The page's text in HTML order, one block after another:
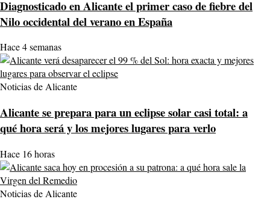
Diagnosticado en Alicante el primer caso de fiebre del
Nilo occidental del verano en España
Hace 4 semanas
Noticias de Alicante
Alicante se prepara para un eclipse solar casi total: a
qué hora será y los mejores lugares para verlo
Hace 16 horas
Noticias de Alicante